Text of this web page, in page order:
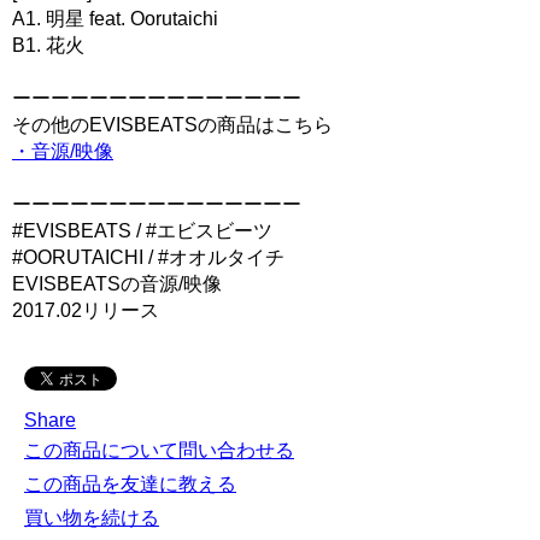
A1. 明星 feat. Oorutaichi
B1. 花火
ーーーーーーーーーーーーーーー
その他のEVISBEATSの商品はこちら
・音源/映像
ーーーーーーーーーーーーーーー
#EVISBEATS / #エビスビーツ
#OORUTAICHI / #オオルタイチ
EVISBEATSの音源/映像
2017.02リリース
Share
この商品について問い合わせる
この商品を友達に教える
買い物を続ける